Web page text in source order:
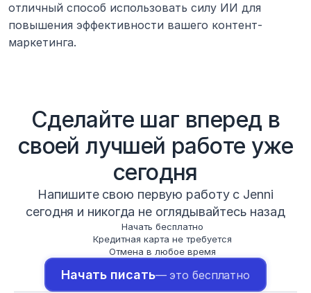
отличный способ использовать силу ИИ для
повышения эффективности вашего контент-
маркетинга.
Сделайте шаг вперед в
своей лучшей работе уже
сегодня
Напишите свою первую работу с Jenni
сегодня и никогда не оглядывайтесь назад
Начать бесплатно
Кредитная карта не требуется
Отмена в любое время
Начать писать— это бесплатно